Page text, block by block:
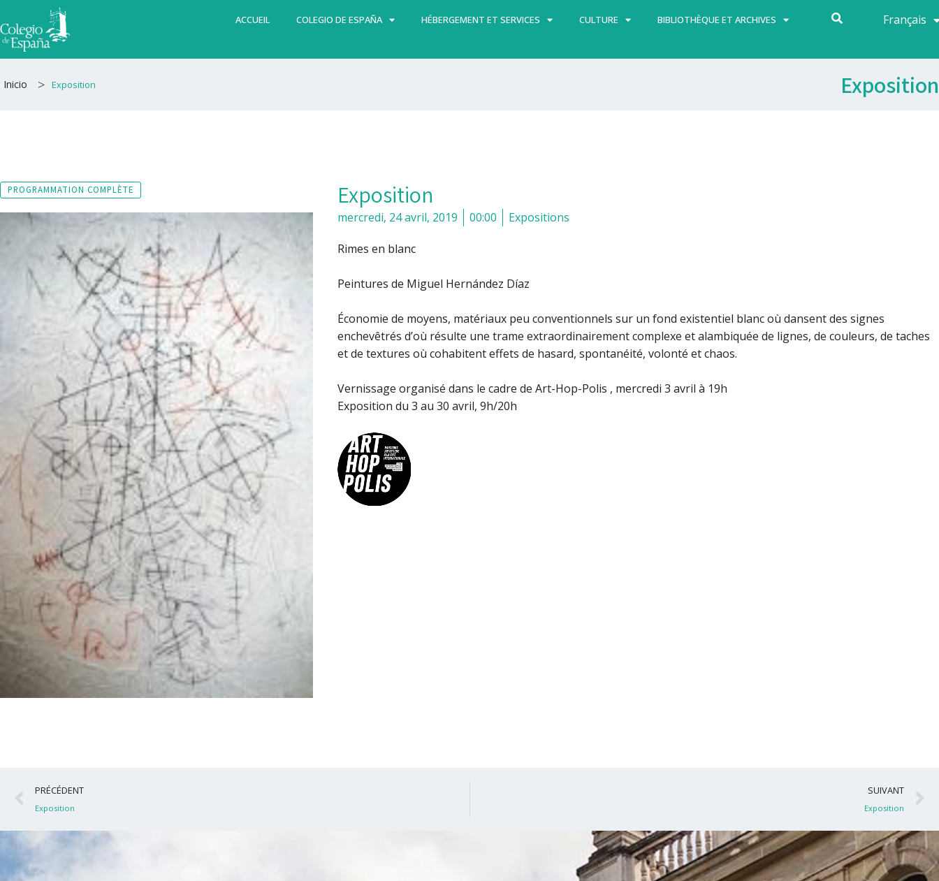
au
contenu
ACCUEIL COLEGIO DE ESPAÑA HÉBERGEMENT ET SERVICES CULTURE BIBLIOTHÈQUE ET ARCHIVES Français
Español
Inicio > Exposition Exposition
PROGRAMMATION COMPLÈTE Exposition
mercredi, 24 avril, 2019 00:00 Expositions
Rimes en blanc
Peintures de Miguel Hernández Díaz
Économie de moyens, matériaux peu conventionnels sur un fond existentiel blanc où dansent des signes
enchevêtrés d’où résulte une trame extraordinairement complexe et alambiquée de lignes, de couleurs, de taches
et de textures où cohabitent effets de hasard, spontanéité, volonté et chaos.
Vernissage organisé dans le cadre de Art-Hop-Polis , mercredi 3 avril à 19h
Exposition du 3 au 30 avril, 9h/20h
Précédent
PRÉCÉDENT
Exposition
SUIVANT
Exposition